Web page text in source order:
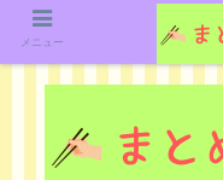
グルメ関連のいろいろなニュー
メニュー